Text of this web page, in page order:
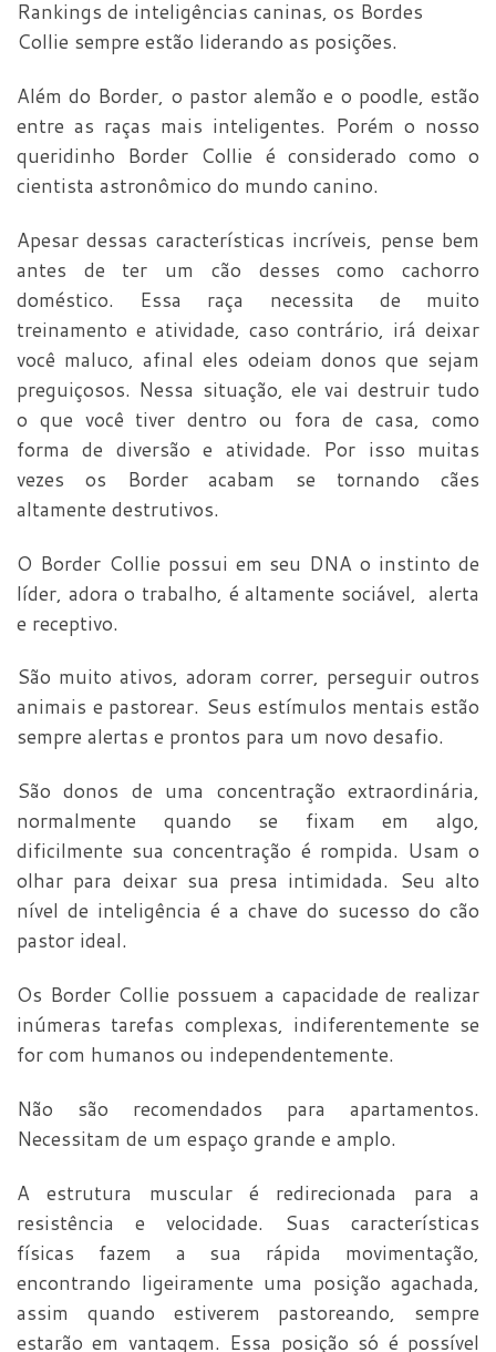
Rankings de inteligências caninas, os Bordes
Collie sempre estão liderando as posições.
Além do Border, o pastor alemão e o poodle, estão
entre as raças mais inteligentes. Porém o nosso
queridinho Border Collie é considerado como o
cientista astronômico do mundo canino.
Apesar dessas características incríveis, pense bem
antes de ter um cão desses como cachorro
doméstico. Essa raça necessita de muito
treinamento e atividade, caso contrário, irá deixar
você maluco, afinal eles odeiam donos que sejam
preguiçosos. Nessa situação, ele vai destruir tudo
o que você tiver dentro ou fora de casa, como
forma de diversão e atividade. Por isso muitas
vezes os Border acabam se tornando cães
altamente destrutivos.
O Border Collie possui em seu DNA o instinto de
líder, adora o trabalho, é altamente sociável, alerta
e receptivo.
São muito ativos, adoram correr, perseguir outros
animais e pastorear. Seus estímulos mentais estão
sempre alertas e prontos para um novo desafio.
São donos de uma concentração extraordinária,
normalmente quando se fixam em algo,
dificilmente sua concentração é rompida. Usam o
olhar para deixar sua presa intimidada. Seu alto
nível de inteligência é a chave do sucesso do cão
pastor ideal.
Os Border Collie possuem a capacidade de realizar
inúmeras tarefas complexas, indiferentemente se
for com humanos ou independentemente.
Não são recomendados para apartamentos.
Necessitam de um espaço grande e amplo.
A estrutura muscular é redirecionada para a
resistência e velocidade. Suas características
físicas fazem a sua rápida movimentação,
encontrando ligeiramente uma posição agachada,
assim quando estiverem pastoreando, sempre
estarão em vantagem. Essa posição só é possível